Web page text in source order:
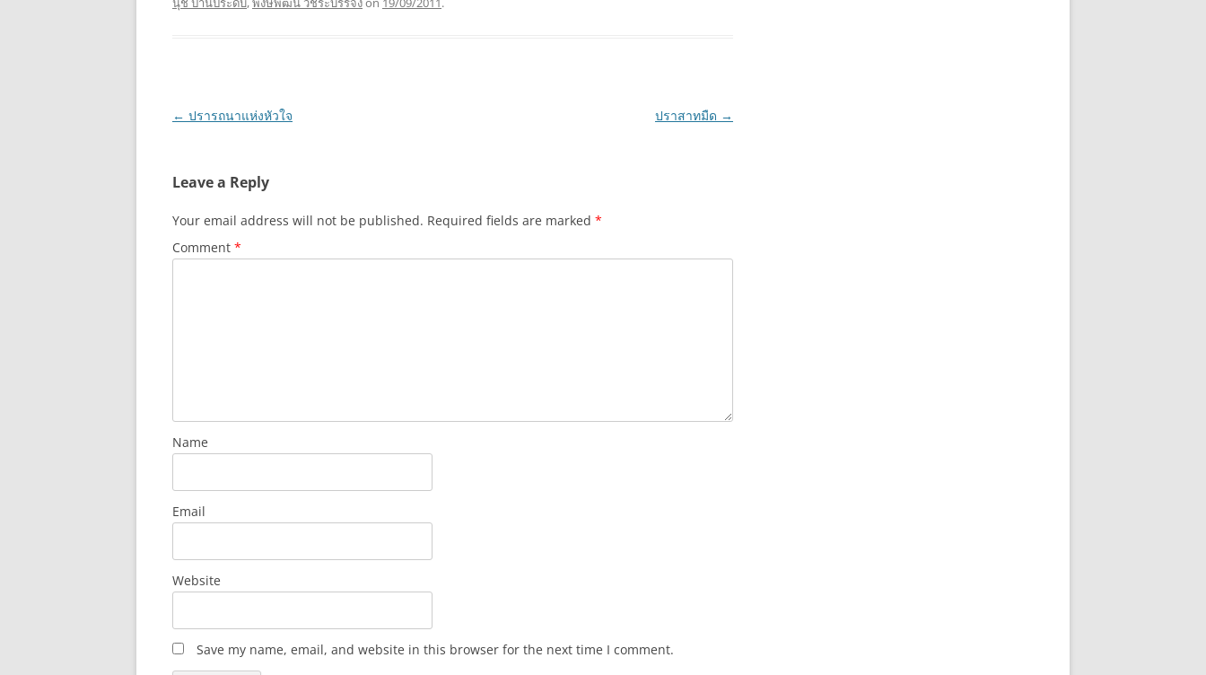
Post
← ปรารถนาแห่งหัวใจ ปราสาทมืด →
Leave a Reply
Your email address will not be published. Required fields are marked *
Comment *
Name
Email
Website
Save my name, email, and website in this browser for the next time I comment.